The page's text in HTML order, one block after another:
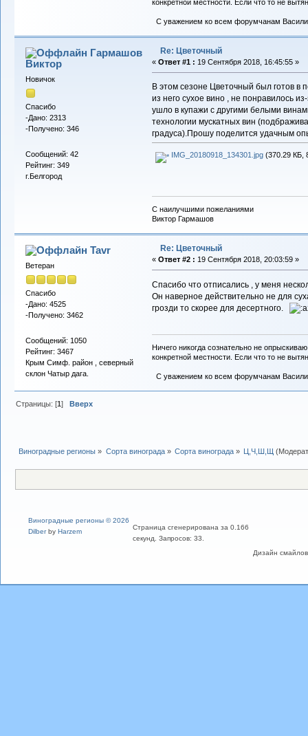
конкретной местности. Если что то не
С уважением ко всем форумчанам
Гармашов
Виктор
Новичок
Спасибо
-Дано: 2313
-Получено: 346
Сообщений: 42
Рейтинг: 349
г.Белгород
Re: Цветочный
« Ответ #1 : 19 Сентября 2018, 16:45:55 »
В этом сезоне Цветочный был готов в
из него сухое вино , не понравилось
ушло в купажи с другими белыми
технологии мускатных вин
градуса).Прошу поделится удачным
IMG_20180918_134301.jpg(370.29 КБ,
С наилучшими пожеланиями
Виктор Гармашов
Tavr
Ветеран
Спасибо
-Дано: 4525
-Получено: 3462
Сообщений: 1050
Рейтинг: 3467
Крым Симф. район , северный
склон Чатыр дага.
Re: Цветочный
« Ответ #2 : 19 Сентября 2018, 20:03:59 »
Спасибо что отписались , у меня
Он наверное действительно не для
грозди то скорее для десертного.
Ничего никогда сознательно не
конкретной местности. Если что то не
С уважением ко всем форумчанам
Страницы: [1]Вверх
Виноградные регионы » Сорта винограда» Сорта винограда» Ц,Ч,Ш,Щ
Дизайн
Виноградные регионы © 2026
Dilberby Harzem
Страница сгенерирована за 0.166
секунд. Запросов: 33.